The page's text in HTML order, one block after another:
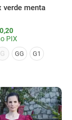
verde menta
PIX
G GG G1